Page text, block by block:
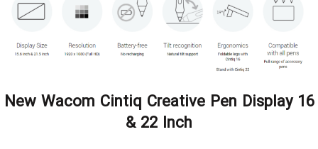
New Wacom Cintiq Creative Pen Display 16
& 22 Inch